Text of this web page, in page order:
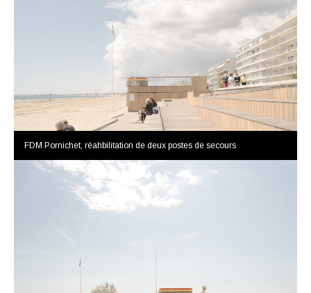
FDM Pornichet, réahbilitation de deux postes de secours